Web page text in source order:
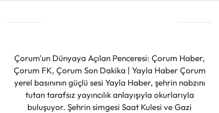
Çorum'un Dünyaya Açılan Penceresi: Çorum Haber,
Çorum FK, Çorum Son Dakika | Yayla Haber Çorum
yerel basınının güçlü sesi Yayla Haber, şehrin nabzını
tutan tarafsız yayıncılık anlayışıyla okurlarıyla
buluşuyor. Şehrin simgesi Saat Kulesi ve Gazi